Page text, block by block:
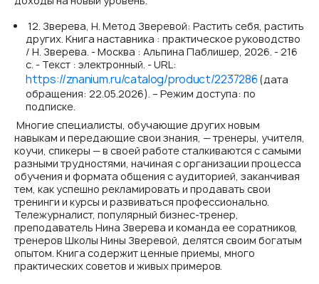
12. Зверева, Н. Метод Зверевой: Растить себя, растить
других. Книга наставника : практическое руководство
/ Н. Зверева. - Москва : Альпина Паблишер, 2026. - 216
с. - Текст : электронный. - URL:
https://znanium.ru/catalog/product/2237286(дата
обращения: 22.05.2026). – Режим доступа: по
подписке.
Многие специалисты, обучающие других новым
навыкам и передающие свои знания, — тренеры, учителя,
коучи, спикеры — в своей работе сталкиваются с самыми
разными трудностями, начиная с организации процесса
обучения и формата общения с аудиторией, заканчивая
тем, как успешно рекламировать и продавать свои
тренинги и курсы и развиваться профессионально.
Тележурналист, популярный бизнес-тренер,
преподаватель Нина Зверева и команда ее соратников,
тренеров Школы Нины Зверевой, делятся своим богатым
опытом. Книга содержит ценные приемы, много
практических советов и живых примеров.